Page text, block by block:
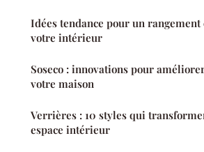
Idées tendance pour un rangement
votre intérieur
Soseco : innovations pour
votre maison
Verrières : 10 styles qui
espace intérieur